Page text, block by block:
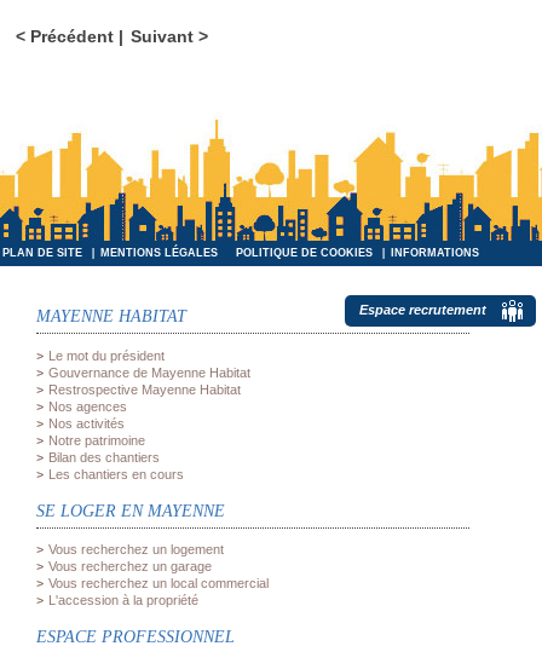
Précédent Suivant
PLAN DE SITE MENTIONS LÉGALES POLITIQUE DE COOKIES
INFORMATIONS
MAYENNE HABITAT
Le mot du président
Gouvernance de Mayenne Habitat
Restrospective Mayenne Habitat
Nos agences
Nos activités
Notre patrimoine
Bilan des chantiers
Les chantiers en cours
SE LOGER EN MAYENNE
Vous recherchez un logement
Vous recherchez un garage
Vous recherchez un local commercial
L'accession à la propriété
ESPACE PROFESSIONNEL
Espace recrutement